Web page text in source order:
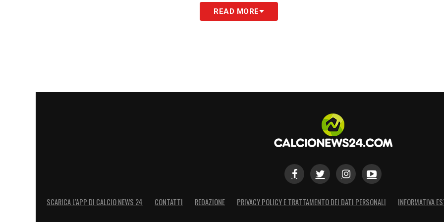
Benvenuto mister!
READ MORE
SCARICA L’APP DI CALCIO NEWS 24 CONTATTI REDAZIONE PRIVACY POLICY E TRATTAMENTO DEI DATI PERSONALI INFORMATIVA